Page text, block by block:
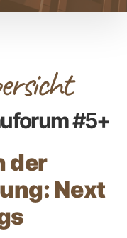
#5+
der
Next